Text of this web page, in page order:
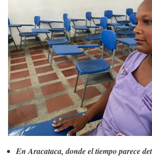
En Aracataca, donde el tiempo parece